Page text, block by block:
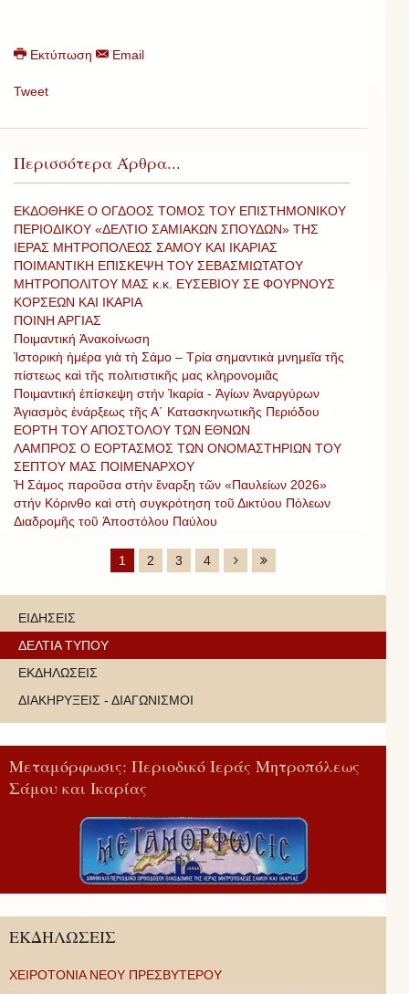
Εκτύπωση Email
Tweet
Περισσότερα Άρθρα...
ΕΚΔΟΘΗΚΕ Ο ΟΓΔΟΟΣ ΤΟΜΟΣ ΤΟΥ ΕΠΙΣΤΗΜΟΝΙΚΟΥ
ΠΕΡΙΟΔΙΚΟΥ «ΔΕΛΤΙΟ ΣΑΜΙΑΚΩΝ ΣΠΟΥΔΩΝ» ΤΗΣ
ΙΕΡΑΣ ΜΗΤΡΟΠΟΛΕΩΣ ΣΑΜΟΥ ΚΑΙ ΙΚΑΡΙΑΣ
ΠΟΙΜΑΝΤΙΚΗ ΕΠΙΣΚΕΨΗ ΤΟΥ ΣΕΒΑΣΜΙΩΤΑΤΟΥ
ΜΗΤΡΟΠΟΛΙΤΟΥ ΜΑΣ κ.κ. ΕΥΣΕΒΙΟΥ ΣΕ ΦΟΥΡΝΟΥΣ
ΚΟΡΣΕΩΝ ΚΑΙ ΙΚΑΡΙΑ
ΠΟΙΝΗ ΑΡΓΙΑΣ
Ποιμαντική Ἀνακοίνωση
Ἱστορικὴ ἡμέρα γιὰ τὴ Σάμο – Τρία σημαντικὰ μνημεῖα τῆς
πίστεως καὶ τῆς πολιτιστικῆς μας κληρονομιᾶς
Ποιμαντική ἐπίσκεψη στήν Ἰκαρία - Ἁγίων Ἀναργύρων
Ἀγιασμὸς ἐνάρξεως τῆς Α΄ Κατασκηνωτικῆς Περιόδου
ΕΟΡΤΗ ΤΟΥ ΑΠΟΣΤΟΛΟΥ ΤΩΝ ΕΘΝΩΝ
ΛΑΜΠΡΟΣ Ο ΕΟΡΤΑΣΜΟΣ ΤΩΝ ΟΝΟΜΑΣΤΗΡΙΩΝ ΤΟΥ
ΣΕΠΤΟΥ ΜΑΣ ΠΟΙΜΕΝΑΡΧΟΥ
Ἡ Σάμος παροῦσα στὴν ἔναρξη τῶν «Παυλείων 2026»
στήν Κόρινθο καὶ στὴ συγκρότηση τοῦ Δικτύου Πόλεων
Διαδρομῆς τοῦ Ἀποστόλου Παύλου
1 2 3 4
ΕΙΔΗΣΕΙΣ
ΔΕΛΤΙΑ ΤΥΠΟΥ
ΕΚΔΗΛΩΣΕΙΣ
ΔΙΑΚΗΡΥΞΕΙΣ - ΔΙΑΓΩΝΙΣΜΟΙ
Μεταμόρφωσις: Περιοδικό Ιεράς Μητροπόλεως
Σάμου και Ικαρίας
ΕΚΔΗΛΩΣΕΙΣ
ΧΕΙΡΟΤΟΝΙΑ ΝΕΟΥ ΠΡΕΣΒΥΤΕΡΟΥ